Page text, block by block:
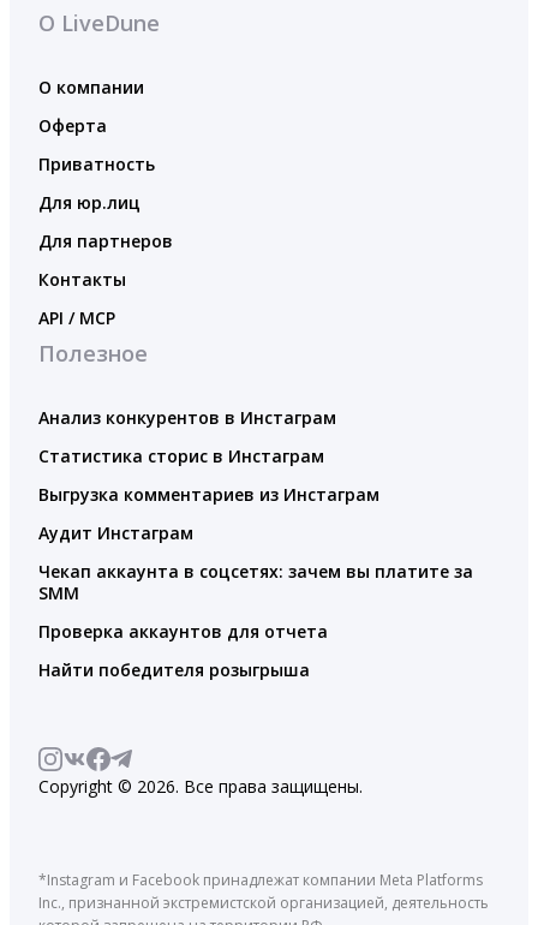
О LiveDune
О компании
Оферта
Приватность
Для юр.лиц
Для партнеров
Контакты
API / MCP
Полезное
Анализ конкурентов в Инстаграм
Статистика сторис в Инстаграм
Выгрузка комментариев из Инстаграм
Аудит Инстаграм
Чекап аккаунта в соцсетях: зачем вы платите за
SMM
Проверка аккаунтов для отчета
Найти победителя розыгрыша
Copyright © 2026. Все права защищены.
*Instagram и Facebook принадлежат компании Meta Platforms
Inc., признанной экстремистской организацией, деятельность